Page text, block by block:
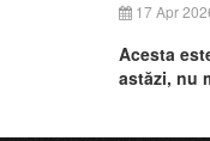
17 Apr
Acesta
astăzi, nu